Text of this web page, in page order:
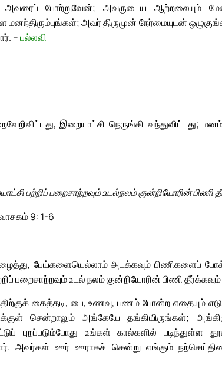
அவரைப் போற்றுவேன்; அவருடைய ஆற்றலையும்
அவர் திருமுன் நேர்மையுடன்
–பல்லவி
இறையாட்சி நெருங்கி வந்துவிட்டது;
பற்றிப் பறைசாற்றவும் உடல்நலம் குன்றியோரின்
9: 1-6
பேய்களையெல்லாம் அடக்கவும் பிணிகளைப்
பறைசாற்றவும் உடல் நலம் குன்றியோரின் பிணி
கைத்தடி, பை, உணவு, பணம் போன்ற எதையும்
சென்றாலும் அங்கேயே தங்கியிருங்கள்;
புறப்படும்போது உங்கள் கால்களில் படிந்துள்ள
அவர்கள் ஊர் ஊராகச் சென்று எங்கும்